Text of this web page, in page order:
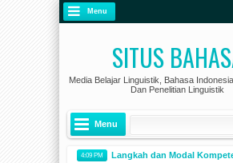
Menu
SITUS
Media Belajar Linguistik, Bahasa
Dan Penelitian Linguistik
Menu
4:09 PM
Langkah dan Modal Kompetensi